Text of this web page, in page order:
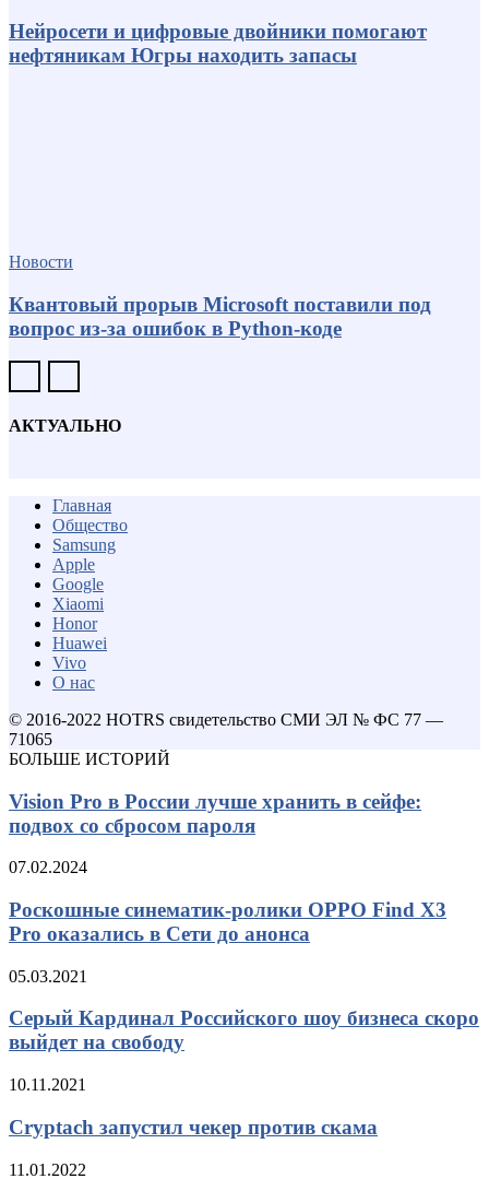
Нейросети и цифровые двойники помогают
нефтяникам Югры находить запасы
Новости
Квантовый прорыв Microsoft поставили под
вопрос из-за ошибок в Python-коде
АКТУАЛЬНО
Главная
Общество
Samsung
Apple
Google
Xiaomi
Honor
Huawei
Vivo
О нас
© 2016-2022 HOTRS свидетельство СМИ ЭЛ № ФС 77 —
71065
БОЛЬШЕ ИСТОРИЙ
Vision Pro в России лучше хранить в сейфе:
подвох со сбросом пароля
07.02.2024
Роскошные синематик-ролики OPPO Find X3
Pro оказались в Сети до анонса
05.03.2021
Серый Кардинал Российского шоу бизнеса скоро
выйдет на свободу
10.11.2021
Cryptach запустил чекер против скама
11.01.2022